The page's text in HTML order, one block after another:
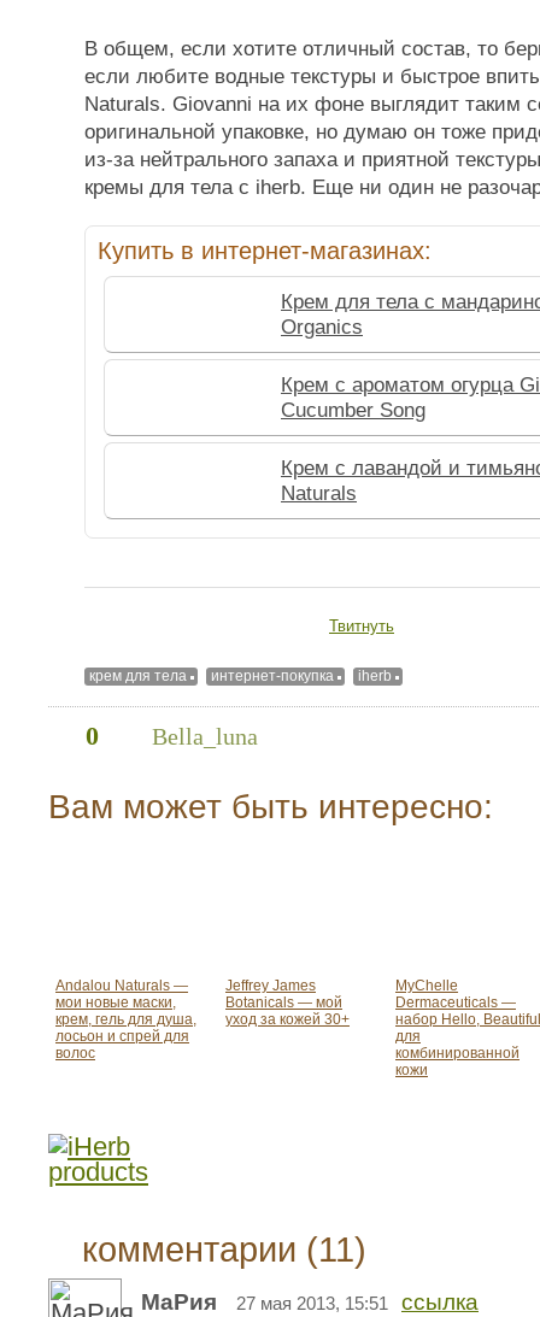
В общем, если хотите отличный состав, то
если любите водные текстуры и быстрое
Naturals. Giovanni на их фоне выглядит таким
оригинальной упаковке, но думаю он тоже
из-за нейтрального запаха и приятной
кремы для тела с iherb. Еще ни один не
Купить в интернет-магазинах:
Крем для тела с
Organics
Крем с ароматом огурца
Cucumber Song
Крем с лавандой и
Naturals
Твитнуть
крем для тела интернет-покупка iherb
0 Bella_luna
Вам может быть интересно:
Andalou Naturals —
мои новые маски,
крем, гель для душа,
лосьон и спрей для
волос
Jeffrey James
Botanicals — мой
уход за кожей 30+
MyChelle
Dermaceuticals —
набор Hello, Beautiful
для
комбинированной
кожи
комментарии (11)
МаРия 27 мая 2013, 15:51 ссылка